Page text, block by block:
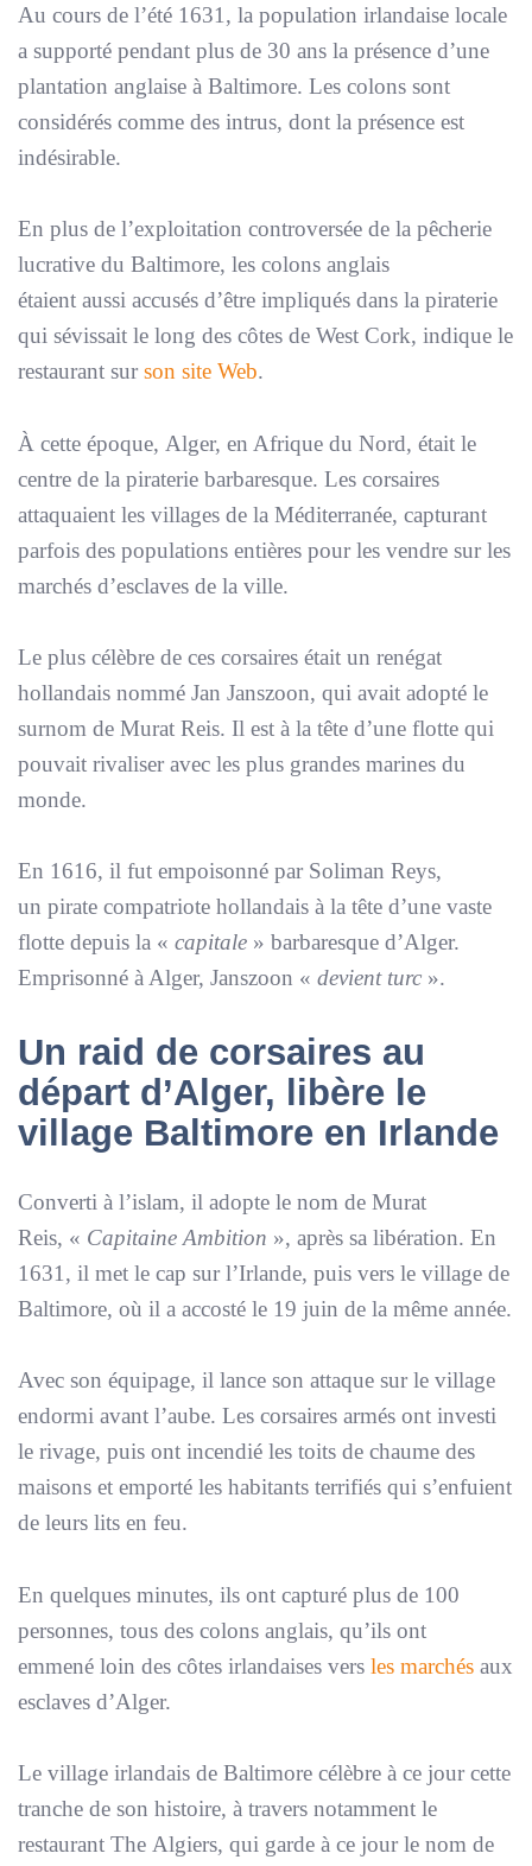
Au cours de l’été 1631, la population irlandaise locale
a supporté pendant plus de 30 ans la présence d’une
plantation anglaise à Baltimore. Les colons sont
considérés comme des intrus, dont la présence est
indésirable.
En plus de l’exploitation controversée de la pêcherie
lucrative du Baltimore, les colons anglais
étaient aussi accusés d’être impliqués dans la piraterie
qui sévissait le long des côtes de West Cork, indique le
restaurant sur son site Web.
À cette époque, Alger, en Afrique du Nord, était le
centre de la piraterie barbaresque. Les corsaires
attaquaient les villages de la Méditerranée, capturant
parfois des populations entières pour les vendre sur les
marchés d’esclaves de la ville.
Le plus célèbre de ces corsaires était un renégat
hollandais nommé Jan Janszoon, qui avait adopté le
surnom de Murat Reis. Il est à la tête d’une flotte qui
pouvait rivaliser avec les plus grandes marines du
monde.
En 1616, il fut empoisonné par Soliman Reys,
un pirate compatriote hollandais à la tête d’une vaste
flotte depuis la « capitale » barbaresque d’Alger.
Emprisonné à Alger, Janszoon « devient turc ».
Un raid de corsaires au
départ d’Alger, libère le
village Baltimore en Irlande
Converti à l’islam, il adopte le nom de Murat
Reis, « Capitaine Ambition », après sa libération. En
1631, il met le cap sur l’Irlande, puis vers le village de
Baltimore, où il a accosté le 19 juin de la même année.
Avec son équipage, il lance son attaque sur le village
endormi avant l’aube. Les corsaires armés ont investi
le rivage, puis ont incendié les toits de chaume des
maisons et emporté les habitants terrifiés qui s’enfuient
de leurs lits en feu.
En quelques minutes, ils ont capturé plus de 100
personnes, tous des colons anglais, qu’ils ont
emmené loin des côtes irlandaises vers les marchés aux
esclaves d’Alger.
Le village irlandais de Baltimore célèbre à ce jour cette
tranche de son histoire, à travers notamment le
restaurant The Algiers, qui garde à ce jour le nom de